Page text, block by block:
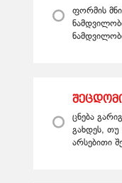
ფორმის
ცნება
გახდეს, თუ
არსებითი